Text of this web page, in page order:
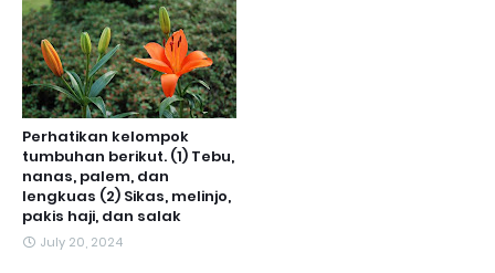
Perhatikan kelompok
tumbuhan berikut. (1) Tebu,
nanas, palem, dan
lengkuas (2) Sikas, melinjo,
pakis haji, dan salak
July 20, 2024